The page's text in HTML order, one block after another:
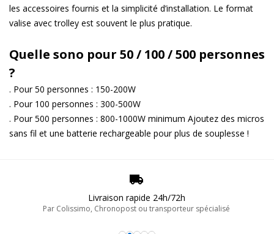
les accessoires fournis et la simplicité d’installation. Le format
valise avec trolley est souvent le plus pratique.
Quelle sono pour 50 / 100 / 500 personnes
?
. Pour 50 personnes : 150-200W
. Pour 100 personnes : 300-500W
. Pour 500 personnes : 800-1000W minimum Ajoutez des micros
sans fil et une batterie rechargeable pour plus de souplesse !
Livraison rapide 24h/72h
Par Colissimo, Chronopost ou transporteur spécialisé